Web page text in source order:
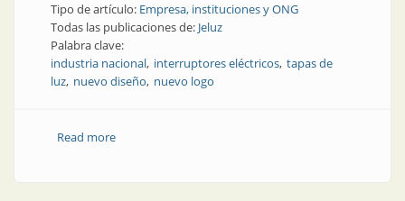
Tipo de artículo: Empresa, instituciones y ONG
Todas las publicaciones de: Jeluz
Palabra clave:
industria nacional interruptores eléctricos tapas de
luz nuevo diseño nuevo logo
Read moreabout La misma marca, el mismo compromiso